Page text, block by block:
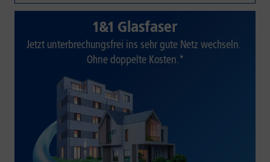
1&1 Glasfaser
Jetzt unterbrechungsfrei ins sehr gute Netz wechseln.
Ohne doppelte Kosten.*